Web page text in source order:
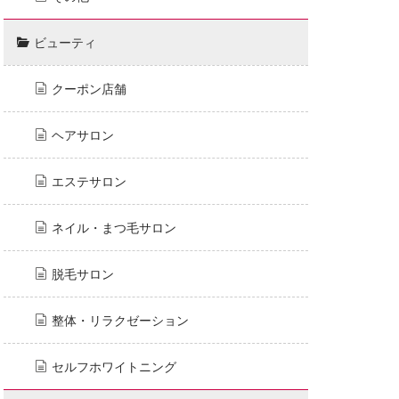
ビューティ
クーポン店舗
ヘアサロン
エステサロン
ネイル・まつ毛サロン
脱毛サロン
整体・リラクゼーション
セルフホワイトニング